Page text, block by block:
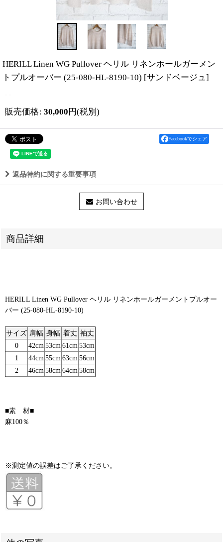
HERILL Linen WG Pullover ヘリル リネンホールガーメン
トプルオーバー (25-080-HL-8190-10) [サンドベージュ ]
販売価格: 30,000 円(税別)
Facebookでシェア
返品特約に関する重要事項
お問い合わせ
商品詳細
HERILL Linen WG Pullover ヘリル リネンホールガーメントプルオー
バー (25-080-HL-8190-10)
サイズ 肩幅 身幅 着丈 袖丈
0
42cm 53cm 61cm 53cm
1
44cm 55cm 63cm 56cm
2
46cm 58cm 64cm 58cm
■素 材■
麻100％
※測定値の誤差はご了承ください。